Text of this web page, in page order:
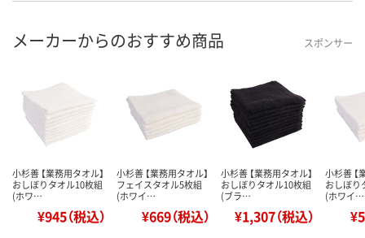
メーカーからのおすすめ商品 スポンサー
小杉善 【業務用タオル】
おしぼりタオル10枚組
(ホワ…
¥945（税込）
小杉善 【業務用タオル】
フェイスタオル5枚組
(ホワイ…
¥669（税込）
小杉善 【業務用タオル】
おしぼりタオル10枚組
(ブラ…
¥1,307（税込）
小杉善 【
おしぼり
(ホワイ…